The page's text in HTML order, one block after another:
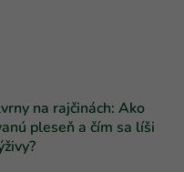
na rajčinách: Ako
pleseň a čím sa líši